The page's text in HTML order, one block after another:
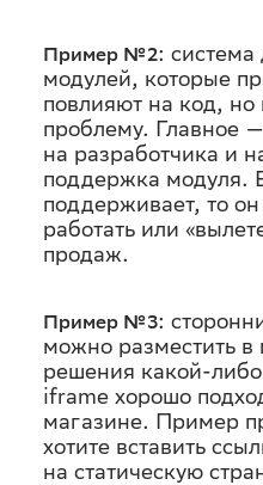
Пример №2: система
модулей, которые
повлияют на код,
проблему. Главное
на разработчика и
поддержка модуля.
поддерживает, то
работать или
продаж.
Пример №3:
можно разместить в
решения какой-
iframe хорошо
магазине. Пример
хотите вставить
на статическую